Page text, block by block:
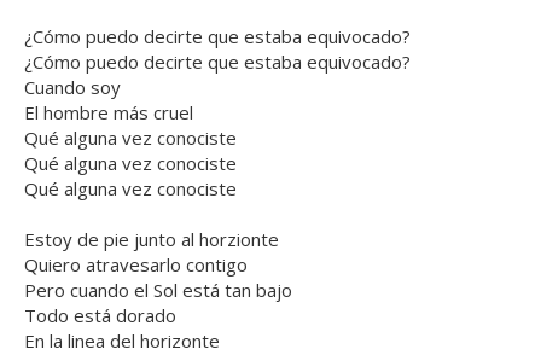
¿Cómo puedo decirte que estaba equivocado?
¿Cómo puedo decirte que estaba equivocado?
Cuando soy
El hombre más cruel
Qué alguna vez conociste
Qué alguna vez conociste
Qué alguna vez conociste
Estoy de pie junto al horzionte
Quiero atravesarlo contigo
Pero cuando el Sol está tan bajo
Todo está dorado
En la linea del horizonte